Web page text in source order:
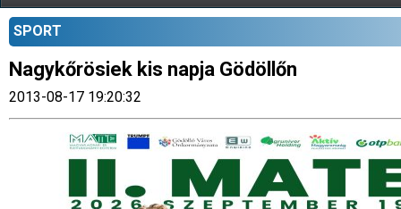
SPORT
Nagykőrösiek kis napja Gödöllőn
2013-08-17 19:20:32